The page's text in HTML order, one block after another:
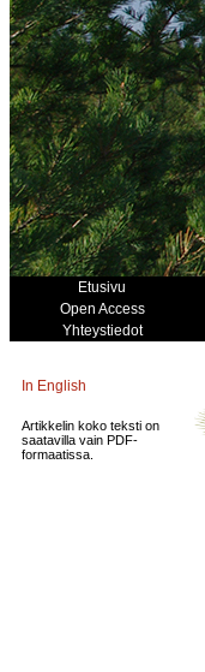
Etusivu
Open Access
Yhteystiedot
In English
Artikkelin koko teksti on
saatavilla vain PDF-
formaatissa.